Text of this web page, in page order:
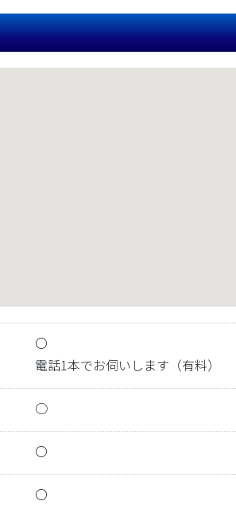
〇
電話1本でお伺いします（有料）
○
〇
〇